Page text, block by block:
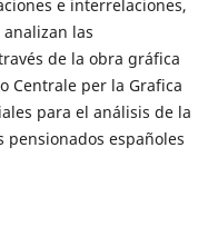
e interrelaciones,
las
de la obra gráfica
Centrale per la Grafica
para el análisis de la
españoles